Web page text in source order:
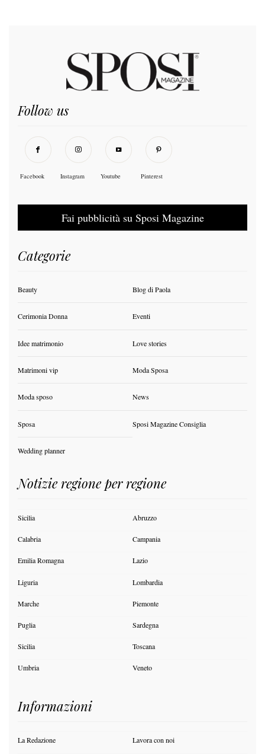
Follow us
Facebook Instagram Youtube Pinterest
Fai pubblicità su Sposi Magazine
Categorie
Beauty Blog di Paola
Cerimonia Donna Eventi
Idee matrimonio Love stories
Matrimoni vip Moda Sposa
Moda sposo News
Sposa Sposi Magazine Consiglia
Wedding planner
Notizie regione per regione
Sicilia Abruzzo
Calabria Campania
Emilia Romagna Lazio
Liguria Lombardia
Marche Piemonte
Puglia Sardegna
Sicilia Toscana
Umbria Veneto
Informazioni
La Redazione Lavora con noi